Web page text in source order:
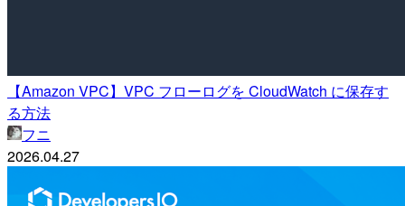
【Amazon VPC】VPC フローログを CloudWatch に保存す
る方法
フニ
2026.04.27